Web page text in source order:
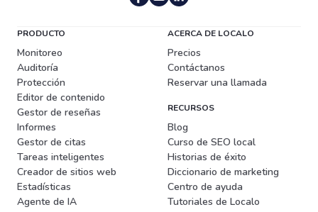
PRODUCTO
Monitoreo
Auditoría
Protección
Editor de contenido
Gestor de reseñas
Informes
Gestor de citas
Tareas inteligentes
Creador de sitios web
Estadísticas
Agente de IA
ACERCA DE LOCALO
Precios
Contáctanos
Reservar una llamada
RECURSOS
Blog
Curso de SEO local
Historias de éxito
Diccionario de marketing
Centro de ayuda
Tutoriales de Localo